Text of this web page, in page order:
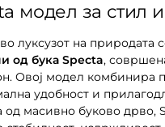
модел за стил
луксузот на природата
од бука Specta,
Овој модел комбинира
удобност и
од масивно буково дрво,